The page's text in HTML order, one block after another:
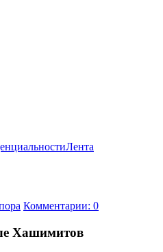
Лента
Комментарии: 0
Хашимитов